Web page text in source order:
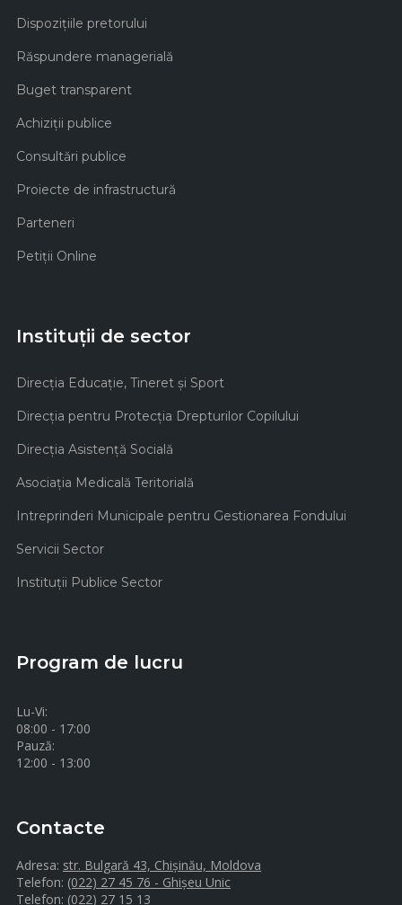
Dispozițiile pretorului
Răspundere managerială
Buget transparent
Achiziţii publice
Consultări publice
Proiecte de infrastructură
Parteneri
Petiții Online
Instituții de sector
Direcţia Educaţie, Tineret şi Sport
Direcţia pentru Protecţia Drepturilor Copilului
Direcţia Asistenţă Socială
Asociaţia Medicală Teritorială
Intreprinderi Municipale pentru Gestionarea Fondului
Servicii Sector
Instituţii Publice Sector
Program de lucru
Lu-Vi:
08:00 - 17:00
Pauză:
12:00 - 13:00
Contacte
Adresa: str. Bulgară 43, Chișinău, Moldova
Telefon: (022) 27 45 76 - Ghișeu Unic
Telefon: (022) 27 15 13